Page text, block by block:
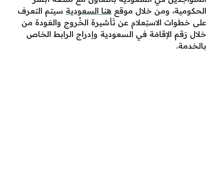
الحكومية، ومن خلال موقع هنا السعودية سيتم التعرف
على خطوات الاستِعلام عن تَأشيرة الخُروج والعَودة من
خلال رَقم الإقامَة في السعودية وإدراج الرابط الخاص
بالخدمة.